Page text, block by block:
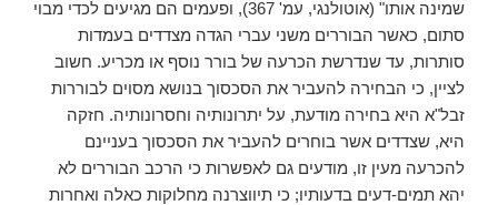
שמינה אותו" (אוטולנגי, עמ' 367), ופעמים הם מגיעים לכדי מבוי
סתום, כאשר הבוררים משני עברי הגדה מצדדים בעמדות
סותרות, עד שנדרשת הכרעה של בורר נוסף או מכריע. חשוב
לציין, כי הבחירה להעביר את הסכסוך בנושא מסוים לבוררות
זבל"א היא בחירה מודעת, על יתרונותיה וחסרונותיה. חזקה
היא, שצדדים אשר בוחרים להעביר את הסכסוך בעניינם
להכרעה מעין זו, מודעים גם לאפשרות כי הרכב הבוררים לא
יהא תמים-דעים בדעותיו; כי תיווצרנה מחלוקות כאלה ואחרות